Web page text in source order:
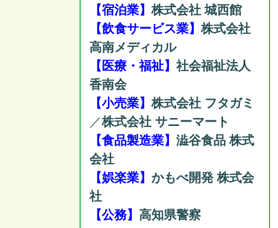
【宿泊業】 株式会社 城西館
【飲食サービス業】 株式会社
高南メディカル
【医療・福祉】 社会福祉法人
香南会
【小売業】 株式会社 フタガミ
／株式会社 サニーマート
【食品製造業】 澁谷食品 株式
会社
【娯楽業】 かもべ開発 株式会
社
【公務】 高知県警察